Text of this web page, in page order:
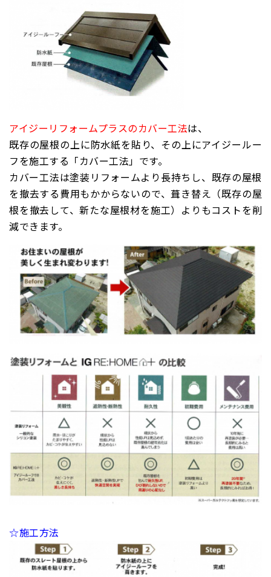
アイジーリフォームプラスのカバー工法は、
既存の屋根の上に防水紙を貼り、その上にアイジールー
フを施工する「カバー工法」です。
カバー工法は塗装リフォームより長持ちし、既存の屋根
を撤去する費用もかからないので、葺き替え（既存の屋
根を撤去して、新たな屋根材を施工） よりもコストを削
減できます。
☆施工方法